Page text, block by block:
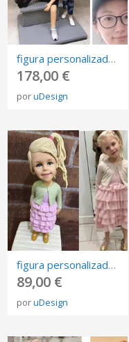
figura personalizada de fotos, 3D retrato Biscuit, muñeca de arte mini me personalizada
178,00 €
poruDesign
figura personalizada de fotos, 3D retrato Biscuit, muñeca de arte mini me personalizada
89,00 €
poruDesign